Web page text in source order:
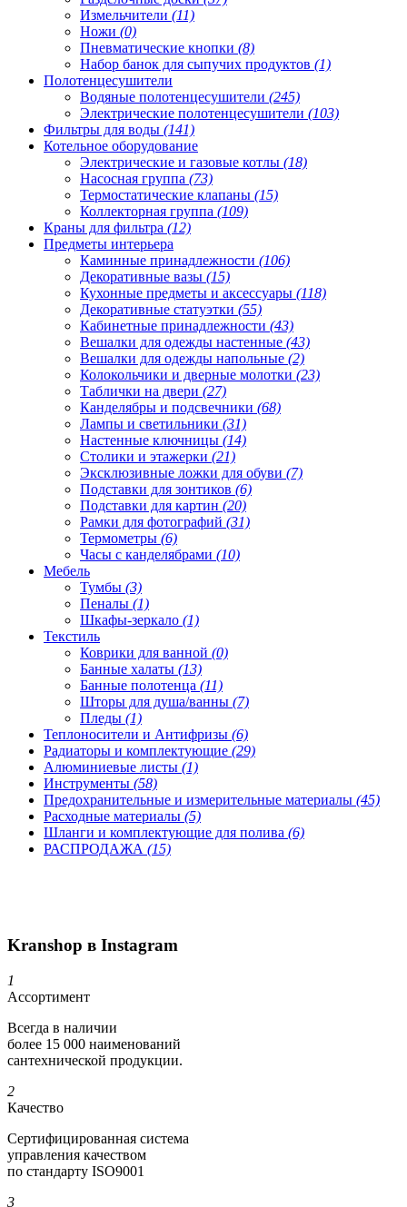
Измельчители (11)
Ножи (0)
Пневматические кнопки (8)
Набор банок для сыпучих продуктов (1)
Полотенцесушители
Водяные полотенцесушители (245)
Электрические полотенцесушители (103)
Фильтры для воды (141)
Котельное оборудование
Электрические и газовые котлы (18)
Насосная группа (73)
Термостатические клапаны (15)
Коллекторная группа (109)
Краны для фильтра (12)
Предметы интерьера
Каминные принадлежности (106)
Декоративные вазы (15)
Кухонные предметы и аксессуары (118)
Декоративные статуэтки (55)
Кабинетные принадлежности (43)
Вешалки для одежды настенные (43)
Вешалки для одежды напольные (2)
Колокольчики и дверные молотки (23)
Таблички на двери (27)
Канделябры и подсвечники (68)
Лампы и светильники (31)
Настенные ключницы (14)
Столики и этажерки (21)
Эксклюзивные ложки для обуви (7)
Подставки для зонтиков (6)
Подставки для картин (20)
Рамки для фотографий (31)
Термометры (6)
Часы с канделябрами (10)
Мебель
Тумбы (3)
Пеналы (1)
Шкафы-зеркало (1)
Текстиль
Коврики для ванной (0)
Банные халаты (13)
Банные полотенца (11)
Шторы для душа/ванны (7)
Пледы (1)
Теплоносители и Антифризы (6)
Радиаторы и комплектующие (29)
Алюминиевые листы (1)
Инструменты (58)
Предохранительные и измерительные материалы (45)
Расходные материалы (5)
Шланги и комплектующие для полива (6)
РАСПРОДАЖА (15)
Kranshop в Instagram
1
Ассортимент
Всегда в наличии
более 15 000 наименований
сантехнической продукции.
2
Качество
Сертифициро­ванная система
управления качеством
по стандарту ISO9001
3